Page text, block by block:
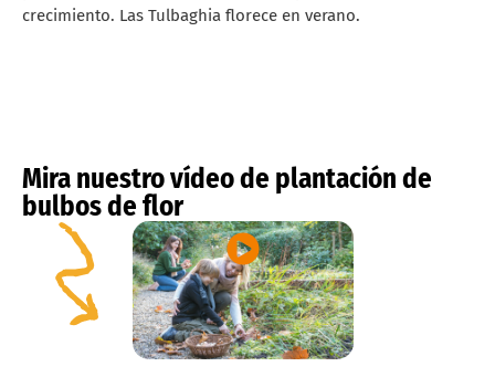
crecimiento. Las Tulbaghia florece en verano.
Mira nuestro vídeo de plantación de
bulbos de flor